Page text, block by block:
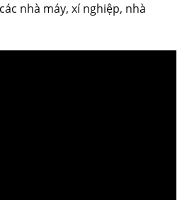
nhà máy, xí nghiệp, nhà